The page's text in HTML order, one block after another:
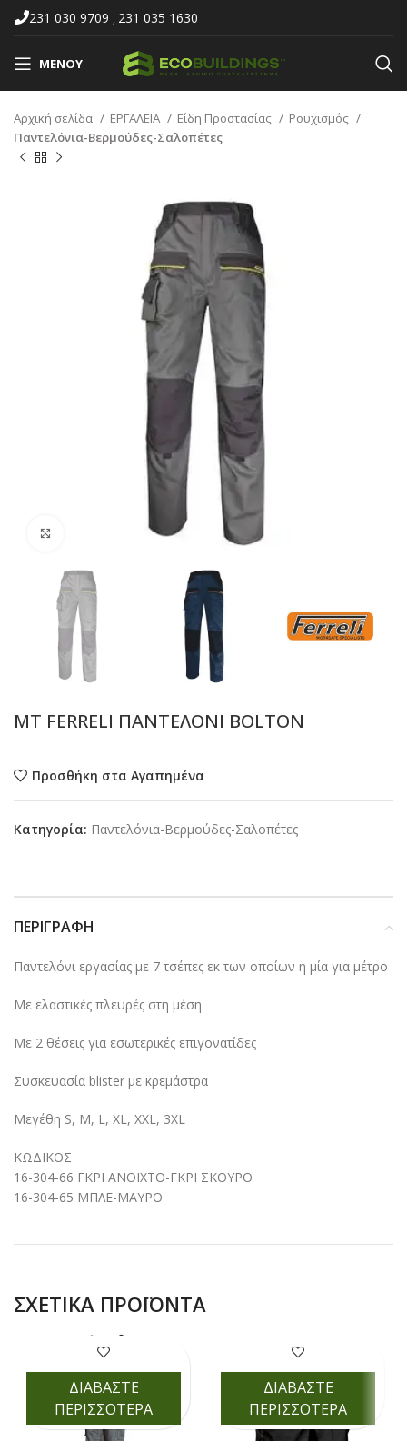
231 030 9709 , 231 035 1630
ΜΕΝΟΎ
Αρχική σελίδα ΕΡΓΑΛΕΙΑ Είδη Προστασίας
Ρουχισμός
Παντελόνια-Βερμούδες-Σαλοπέτες
MT FERRELI ΠΑΝΤΕΛΟΝΙ BOLTON
Προσθήκη στα Αγαπημένα
Κατηγορία: Παντελόνια-Βερμούδες-Σαλοπέτες
ΠΕΡΙΓΡΑΦΉ
Παντελόνι εργασίας με 7 τσέπες εκ των οποίων η μία για μέτρο
Με ελαστικές πλευρές στη μέση
Με 2 θέσεις για εσωτερικές επιγονατίδες
Συσκευασία blister με κρεμάστρα
Μεγέθη S, M, L, XL, XXL, 3XL
ΚΩΔΙΚΟΣ
16-304-66 ΓΚΡΙ ΑΝΟΙΧΤΟ-ΓΚΡΙ ΣΚΟΥΡΟ
16-304-65 ΜΠΛΕ-ΜΑΥΡΟ
ΣΧΕΤΙΚΆ ΠΡΟΪΌΝΤΑ
ΔΙΑΒΑΣΤΕ
ΠΕΡΙΣΣΟΤΕΡΑ
ΔΙΑΒΑΣΤΕ
ΠΕΡΙΣΣΟΤΕΡΑ